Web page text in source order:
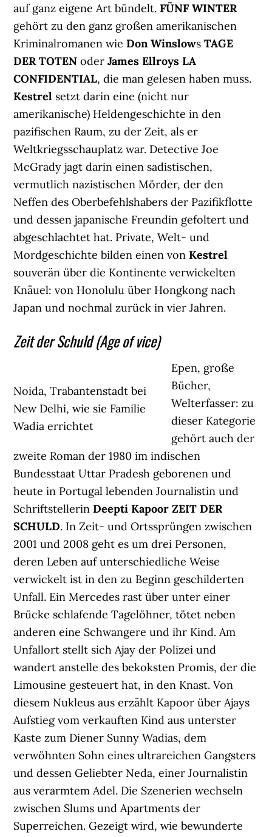
auf ganz eigene Art bündelt.FÜNF WINTER
gehört zu den ganz großen amerikanischen
Kriminalromanen wieDon WinslowsTAGE
DER TOTEN oderJames Ellroys LA
CONFIDENTIAL, die man gelesen haben muss.
Kestrel setzt darin eine (nicht nur
amerikanische) Heldengeschichte in den
pazifischen Raum, zu der Zeit, als er
Weltkriegsschauplatz war. Detective Joe
McGrady jagt darin einen sadistischen,
vermutlich nazistischen Mörder, der den
Neffen des Oberbefehlshabers der Pazifikflotte
und dessen japanische Freundin gefoltert und
abgeschlachtet hat. Private, Welt- und
Mordgeschichte bilden einen vonKestrel
souverän über die Kontinente verwickelten
Knäuel: von Honolulu über Hongkong nach
Japan und nochmal zurück in vier Jahren.
Zeit der Schuld (Age of vice)
Noida, Trabantenstadt bei
New Delhi, wie sie Familie
Wadia errichtet
Epen, große
Bücher,
Welterfasser: zu
dieser Kategorie
gehört auch der
zweite Roman der 1980 im indischen
Bundesstaat Uttar Pradesh geborenen und
heute in Portugal lebenden Journalistin und
SchriftstellerinDeepti Kapoor ZEIT DER
SCHULD. In Zeit- und Ortssprüngen zwischen
2001 und 2008 geht es um drei Personen,
deren Leben auf unterschiedliche Weise
verwickelt ist in den zu Beginn geschilderten
Unfall. Ein Mercedes rast über unter einer
Brücke schlafende Tagelöhner, tötet neben
anderen eine Schwangere und ihr Kind. Am
Unfallort stellt sich Ajay der Polizei und
wandert anstelle des bekoksten Promis, der die
Limousine gesteuert hat, in den Knast. Von
diesem Nukleus aus erzählt Kapoor über Ajays
Aufstieg vom verkauften Kind aus unterster
Kaste zum Diener Sunny Wadias, dem
verwöhnten Sohn eines ultrareichen Gangsters
und dessen Geliebter Neda, einer Journalistin
aus verarmtem Adel. Die Szenerien wechseln
zwischen Slums und Apartments der
Superreichen. Gezeigt wird, wie bewunderte